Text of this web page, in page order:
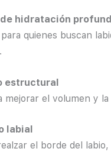
hidratación
quienes buscan
estructural
mejorar el volumen y
labial
el borde del